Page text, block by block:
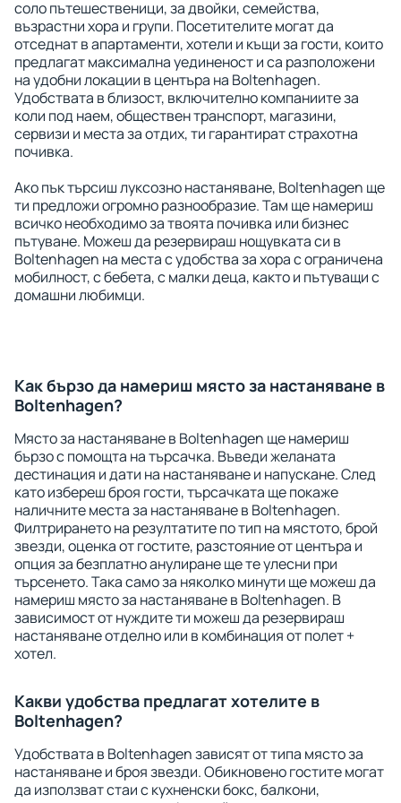
соло пътешественици, за двойки, семейства,
възрастни хора и групи. Посетителите могат да
отседнат в апартаменти, хотели и къщи за гости, които
предлагат максимална уединеност и са разположени
на удобни локации в центъра на Boltenhagen.
Удобствата в близост, включително компаниите за
коли под наем, обществен транспорт, магазини,
сервизи и места за отдих, ти гарантират страхотна
почивка.
Ако пък търсиш луксозно настаняване, Boltenhagen ще
ти предложи огромно разнообразие. Там ще намериш
всичко необходимо за твоята почивка или бизнес
пътуване. Можеш да резервираш нощувката си в
Boltenhagen на места с удобства за хора с ограничена
мобилност, с бебета, с малки деца, както и пътуващи с
домашни любимци.
Как бързо да намериш място за настаняване в
Boltenhagen?
Място за настаняване в Boltenhagen ще намериш
бързо с помощта на търсачка. Въведи желаната
дестинация и дати на настаняване и напускане. След
като избереш броя гости, търсачката ще покаже
наличните места за настаняване в Boltenhagen.
Филтрирането на резултатите по тип на мястото, брой
звезди, оценка от гостите, разстояние от центъра и
опция за безплатно анулиране ще те улесни при
търсенето. Така само за няколко минути ще можеш да
намериш място за настаняване в Boltenhagen. В
зависимост от нуждите ти можеш да резервираш
настаняване отделно или в комбинация от полет +
хотел.
Какви удобства предлагат хотелите в
Boltenhagen?
Удобствата в Boltenhagen зависят от типа място за
настаняване и броя звезди. Обикновено гостите могат
да използват стаи с кухненски бокс, балкони,